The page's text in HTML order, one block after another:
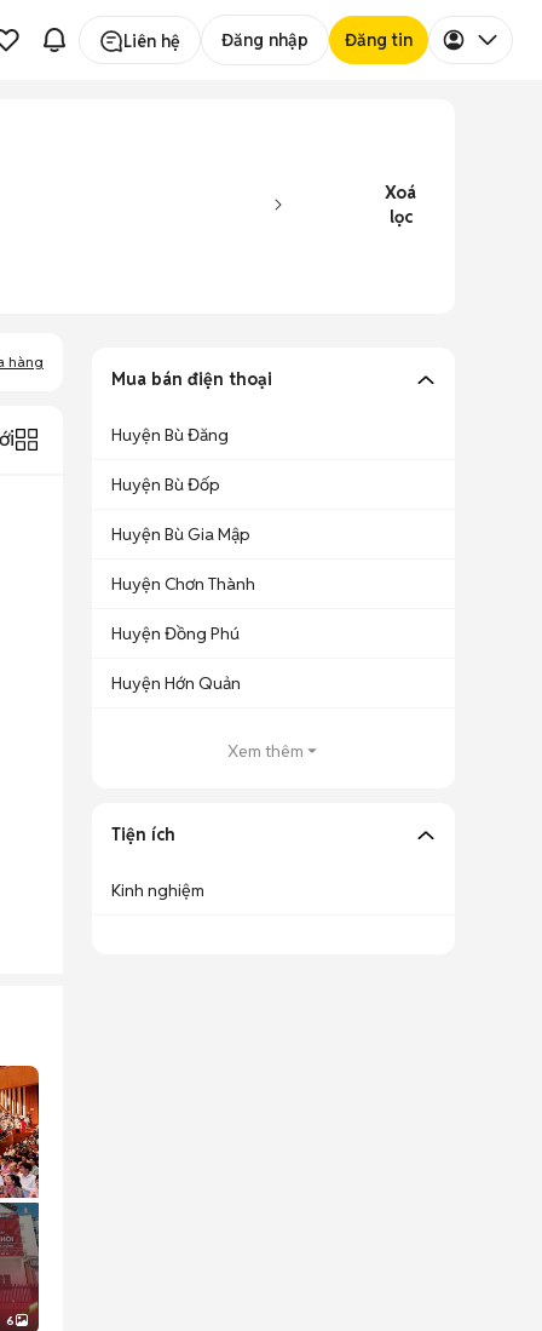
Liên hệ Đăng nhập Đăng tin
Xoá
lọc
hàng
6
Mua bán điện thoại
Huyện Bù Đăng
Huyện Bù Đốp
Huyện Bù Gia Mập
Huyện Chơn Thành
Huyện Đồng Phú
Huyện Hớn Quản
Xem thêm
Tiện ích
Kinh nghiệm